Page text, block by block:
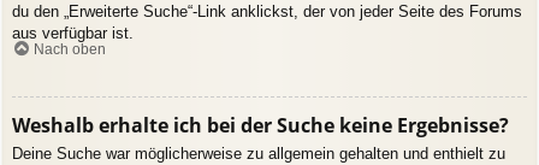
du den „Erweiterte Suche“-Link anklickst, der von jeder Seite des Forums
aus verfügbar ist.
Nach oben
Weshalb erhalte ich bei der Suche keine Ergebnisse?
Deine Suche war möglicherweise zu allgemein gehalten und enthielt zu